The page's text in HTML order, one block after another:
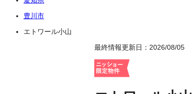
豊川市
エトワール小山
最終情報更新日：2026/08/05